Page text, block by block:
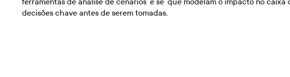
decisões chave antes de serem tomadas.